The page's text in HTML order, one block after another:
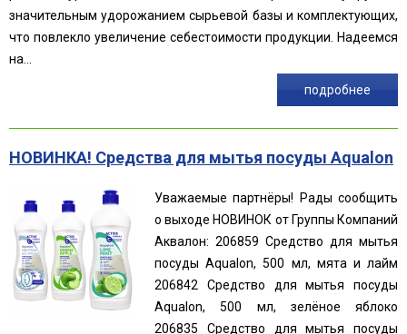
значительным удорожанием сырьевой базы и комплектующих,
что повлекло увеличение себестоимости продукции. Надеемся
на...
подробнее
НОВИНКА! Средства для мытья посуды Aqualon
Уважаемые партнёры! Рады сообщить
о выходе НОВИНОК от Группы Компаний
Аквалон: 206859 Средство для мытья
посуды Aqualon, 500 мл, мята и лайм
206842 Средство для мытья посуды
Aqualon, 500 мл, зелёное яблоко
206835 Средство для мытья посуды